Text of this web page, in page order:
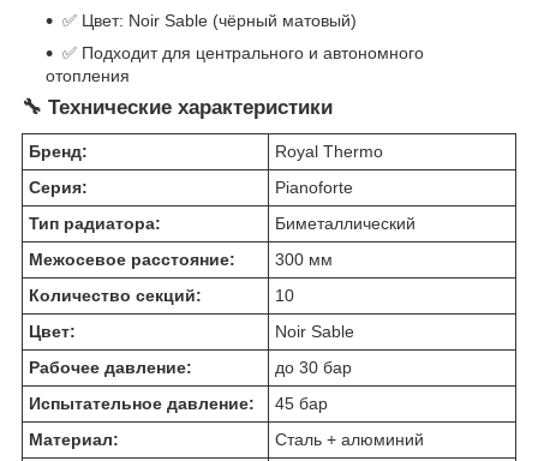
✅ Цвет: Noir Sable (чёрный матовый)
✅ Подходит для центрального и автономного
отопления
🔧 Технические характеристики
Бренд:
Royal Thermo
Серия:
Pianoforte
Тип радиатора:
Биметаллический
Межосевое расстояние:
300 мм
Количество секций:
10
Цвет:
Noir Sable
Рабочее давление:
до 30 бар
Испытательное давление:
45 бар
Материал:
Сталь + алюминий